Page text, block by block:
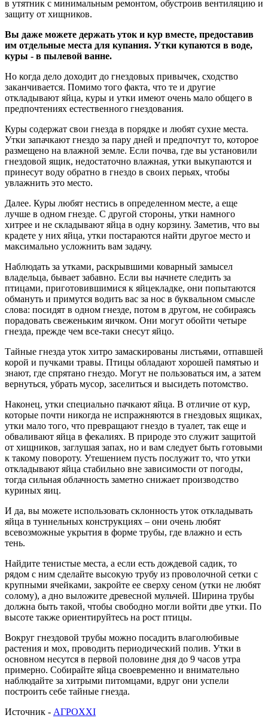
в утятник с минимальным ремонтом, обустроив вентиляцию и
защиту от хищников.
Вы даже можете держать уток и кур вместе, предоставив
им отдельные места для купания. Утки купаются в воде,
куры - в пылевой ванне.
Но когда дело доходит до гнездовых привычек, сходство
заканчивается. Помимо того факта, что те и другие
откладывают яйца, куры и утки имеют очень мало общего в
предпочтениях естественного гнездования.
Куры содержат свои гнезда в порядке и любят сухие места.
Утки запачкают гнездо за пару дней и предпочтут то, которое
размещено на влажной земле. Если почва, где вы установили
гнездовой ящик, недостаточно влажная, утки выкупаются и
принесут воду обратно в гнездо в своих перьях, чтобы
увлажнить это место.
Далее. Куры любят нестись в определенном месте, а еще
лучше в одном гнезде. С другой стороны, утки намного
хитрее и не складывают яйца в одну корзину. Заметив, что вы
крадете у них яйца, утки постараются найти другое место и
максимально усложнить вам задачу.
Наблюдать за утками, раскрывшими коварный замысел
владельца, бывает забавно. Если вы начнете следить за
птицами, приготовившимися к яйцекладке, они попытаются
обмануть и примутся водить вас за нос в буквальном смысле
слова: посидят в одном гнезде, потом в другом, не собираясь
порадовать свеженьким яичком. Они могут обойти четыре
гнезда, прежде чем все-таки снесут яйцо.
Тайные гнезда уток хитро замаскированы листьями, отпавшей
корой и пучками травы. Птицы обладают хорошей памятью и
знают, где спрятано гнездо. Могут не пользоваться им, а затем
вернуться, убрать мусор, заселиться и высидеть потомство.
Наконец, утки специально пачкают яйца. В отличие от кур,
которые почти никогда не испражняются в гнездовых ящиках,
утки мало того, что превращают гнездо в туалет, так еще и
обваливают яйца в фекалиях. В природе это служит защитой
от хищников, заглушая запах, но и вам следует быть готовыми
к такому повороту. Утешением пусть послужит то, что утки
откладывают яйца стабильно вне зависимости от погоды,
тогда сильная облачность заметно снижает производство
куриных яиц.
И да, вы можете использовать склонность уток откладывать
яйца в туннельных конструкциях – они очень любят
всевозможные укрытия в форме трубы, где влажно и есть
тень.
Найдите тенистые места, а если есть дождевой садик, то
рядом с ним сделайте высокую трубу из проволочной сетки с
крупными ячейками, закройте ее сверху сеном (утки не любят
солому), а дно выложите древесной мульчей. Ширина трубы
должна быть такой, чтобы свободно могли войти две утки. По
высоте также ориентируйтесь на рост птицы.
Вокруг гнездовой трубы можно посадить влаголюбивые
растения и мох, проводить периодический полив. Утки в
основном несутся в первой половине дня до 9 часов утра
примерно. Собирайте яйца своевременно и внимательно
наблюдайте за хитрыми питомцами, вдруг они успели
построить себе тайные гнезда.
Источник - АГРОXXI